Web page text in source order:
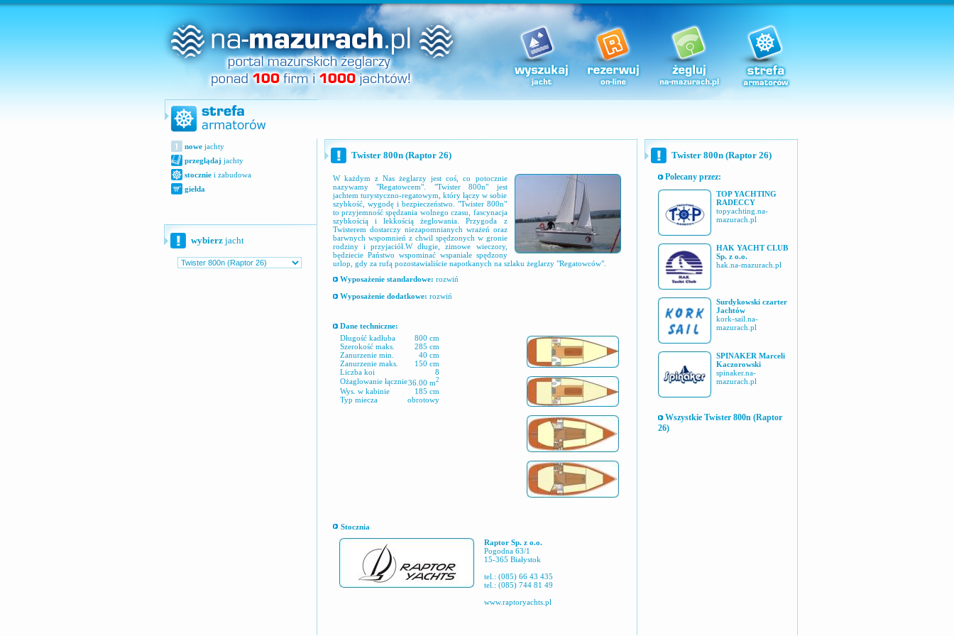
nowejachty
przeglądaj jachty
stoczniei zabudowa
giełda
wybierzjacht
Twister 800n (Raptor 26)
W każdym z Nas żeglarzy jest coś, co potocznie
nazywamy "Regatowcem". "Twister 800n" jest
jachtem turystyczno-regatowym, który łączy w sobie
szybkość, wygodę i bezpieczeństwo. "Twister 800n"
to przyjemność spędzania wolnego czasu, fascynacja
szybkością i lekkością żeglowania. Przygoda z
Twisterem dostarczy niezapomnianych wrażeń oraz
barwnych wspomnień z chwil spędzonych w gronie
rodziny i przyjaciół.W długie, zimowe wieczory,
będziecie Państwo wspominać wspaniale spędzony
urlop, gdy za rufą pozostawialiście napotkanych na szlaku żeglarzy "Regatowców".
Wyposażenie standardowe: rozwiń
Wyposażenie dodatkowe: rozwiń
Dane techniczne:
Długość kadłuba
800 cm
Szerokość maks.
285 cm
Zanurzenie min.
40 cm
Zanurzenie maks.
150 cm
Liczba koi
8
Ożaglowanie łącznie36.00 m2
Wys. w kabinie
185 cm
Typ miecza
obrotowy
Stocznia
Raptor Sp. z o.o.
Pogodna 63/1
15-365 Białystok
tel.: (085) 66 43 435
tel.: (085) 744 81 49
www.raptoryachts.pl
Twister 800n (Raptor 26)
Polecany przez:
TOP YACHTING
RADECCY
topyachting.na-
mazurach.pl
HAK YACHT CLUB
Sp. z o.o.
hak.na-mazurach.pl
Surdykowski czarter
Jachtów
kork-sail.na-
mazurach.pl
SPINAKER Marceli
Kaczorowski
spinaker.na-
mazurach.pl
Wszystkie Twister 800n (Raptor
26)